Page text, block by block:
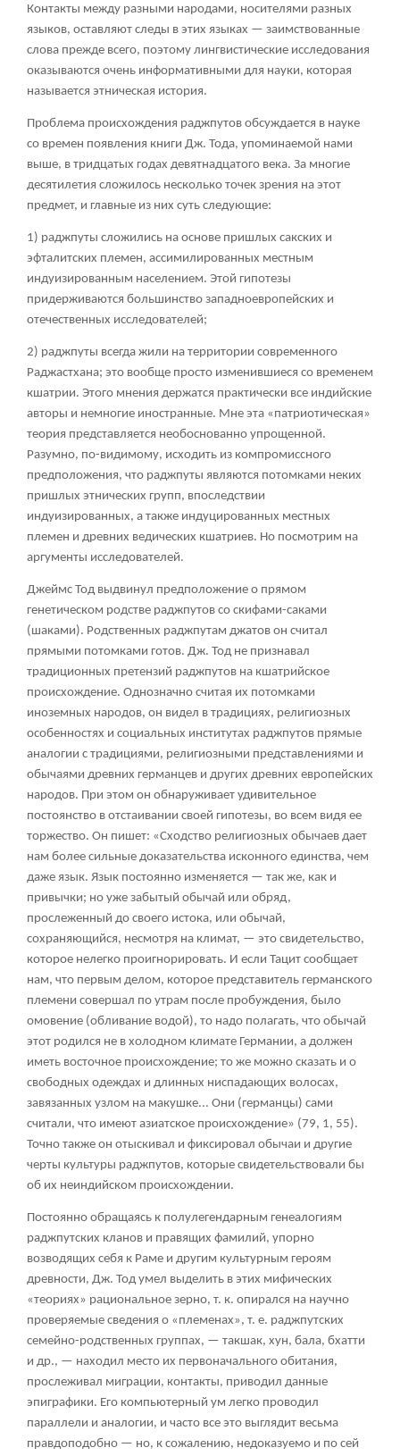
Контакты между разными народами, носителями разных
языков, оставляют следы в этих языках — заимствованные
слова прежде всего, поэтому лингвистические исследования
оказываются очень информативными для науки, которая
называется этническая история.
Проблема происхождения раджпутов обсуждается в науке
со времен появления книги Дж. Тода, упоминаемой нами
выше, в тридцатых годах девятнадцатого века. За многие
десятилетия сложилось несколько точек зрения на этот
предмет, и главные из них суть следующие:
1) раджпуты сложились на основе пришлых сакских и
эфталитских племен, ассимилированных местным
индуизированным населением. Этой гипотезы
придерживаются большинство западноевропейских и
отечественных исследователей;
2) раджпуты всегда жили на территории современного
Раджастхана; это вообще просто изменившиеся со временем
кшатрии. Этого мнения держатся практически все индийские
авторы и немногие иностранные. Мне эта «патриотическая»
теория представляется необоснованно упрощенной.
Разумно, по-видимому, исходить из компромиссного
предположения, что раджпуты являются потомками неких
пришлых этнических групп, впоследствии
индуизированных, а также индуцированных местных
племен и древних ведических кшатриев. Но посмотрим на
аргументы исследователей.
Джеймс Тод выдвинул предположение о прямом
генетическом родстве раджпутов со скифами-саками
(шаками). Родственных раджпутам джатов он считал
прямыми потомками готов. Дж. Тод не признавал
традиционных претензий раджпутов на кшатрийское
происхождение. Однозначно считая их потомками
иноземных народов, он видел в традициях, религиозных
особенностях и социальных институтах раджпутов прямые
аналогии с традициями, религиозными представлениями и
обычаями древних германцев и других древних европейских
народов. При этом он обнаруживает удивительное
постоянство в отстаивании своей гипотезы, во всем видя ее
торжество. Он пишет: «Сходство религиозных обычаев дает
нам более сильные доказательства исконного единства, чем
даже язык. Язык постоянно изменяется — так же, как и
привычки; но уже забытый обычай или обряд,
прослеженный до своего истока, или обычай,
сохраняющийся, несмотря на климат, — это свидетельство,
которое нелегко проигнорировать. И если Тацит сообщает
нам, что первым делом, которое представитель германского
племени совершал по утрам после пробуждения, было
омовение (обливание водой), то надо полагать, что обычай
этот родился не в холодном климате Германии, а должен
иметь восточное происхождение; то же можно сказать и о
свободных одеждах и длинных ниспадающих волосах,
завязанных узлом на макушке... Они (германцы) сами
считали, что имеют азиатское происхождение» (79, 1, 55).
Точно также он отыскивал и фиксировал обычаи и другие
черты культуры раджпутов, которые свидетельствовали бы
об их неиндийском происхождении.
Постоянно обращаясь к полулегендарным генеалогиям
раджпутских кланов и правящих фамилий, упорно
возводящих себя к Раме и другим культурным героям
древности, Дж. Тод умел выделить в этих мифических
«теориях» рациональное зерно, т. к. опирался на научно
проверяемые сведения о «племенах», т. е. раджпутских
семейно-родственных группах, — такшак, хун, бала, бхатти
и др., — находил место их первоначального обитания,
прослеживал миграции, контакты, приводил данные
эпиграфики. Его компьютерный ум легко проводил
параллели и аналогии, и часто все это выглядит весьма
правдоподобно — но, к сожалению, недоказуемо и по сей